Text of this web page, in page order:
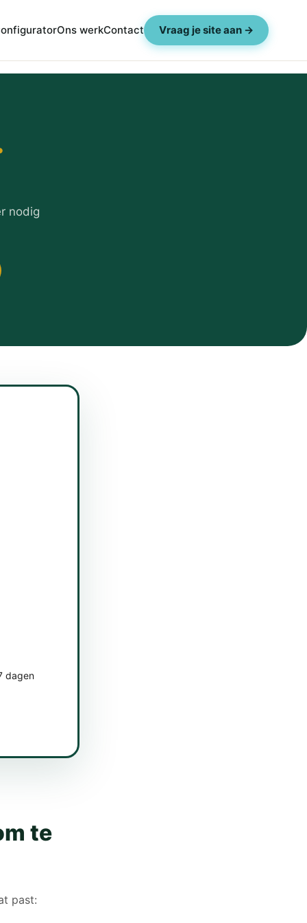
Ons werkContact Vraag je site aan →
nodig
dagen
te
past: